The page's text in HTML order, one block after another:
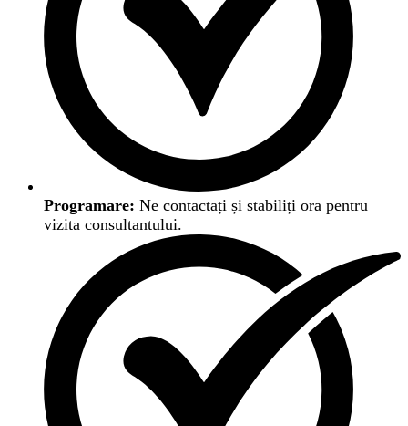
Programare: Ne contactați și stabiliți ora pentru
vizita consultantului.